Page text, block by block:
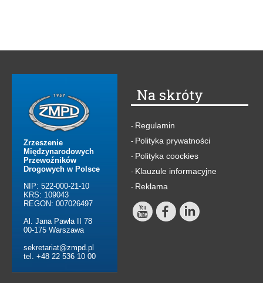
Zrzeszenie
Międzynarodowych
Przewoźników
Drogowych w Polsce
NIP: 522-000-21-10
KRS: 109043
REGON: 007026497
Al. Jana Pawła II 78
00-175 Warszawa
sekretariat@zmpd.pl
tel. +48 22 536 10 00
Na skróty
- Regulamin
- Polityka prywatności
- Polityka coockies
- Klauzule informacyjne
- Reklama